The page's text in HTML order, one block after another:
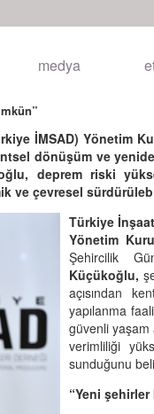
medya
İMSAD) Yönetim
dönüşüm ve
deprem riski
ve çevresel
Türkiye
Yönetim
Şehircilik
Küçükoğlu,
açısından
yapılanma
güvenli yaşam
verimliliği
sunduğunu
“Yeni